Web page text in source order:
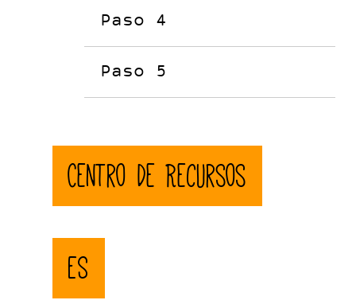
Paso 4
Paso 5
Centro de Recursos
ES